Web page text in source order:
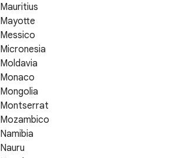
Mauritius
Mayotte
Messico
Micronesia
Moldavia
Monaco
Mongolia
Montserrat
Mozambico
Namibia
Nauru